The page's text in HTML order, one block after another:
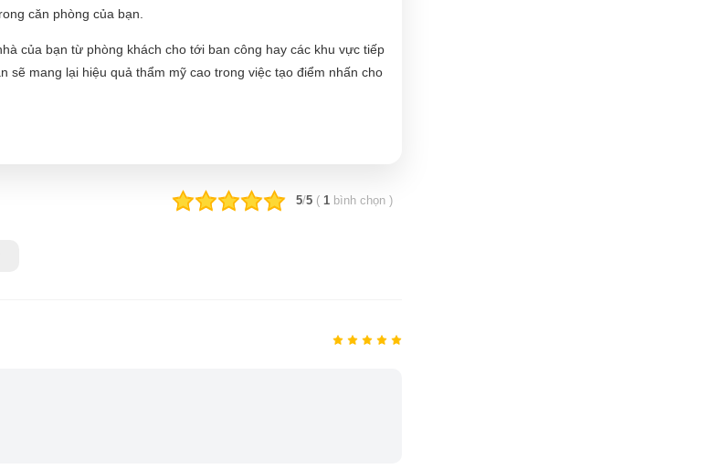
căn phòng của bạn.
của bạn từ phòng khách cho tới ban công hay các khu vực tiếp
sẽ mang lại hiệu quả thẩm mỹ cao trong việc tạo điểm nhấn cho
5/5 ( 1 bình chọn)